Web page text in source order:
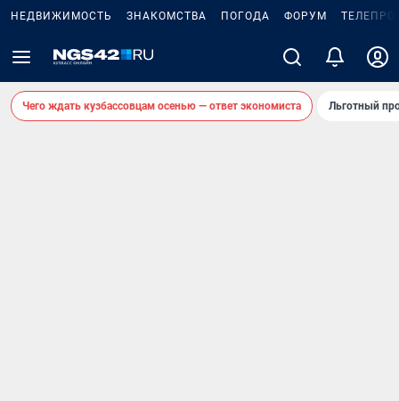
НЕДВИЖИМОСТЬ ЗНАКОМСТВА ПОГОДА ФОРУМ
Чего ждать кузбассовцам осенью — ответ экономиста Льготный